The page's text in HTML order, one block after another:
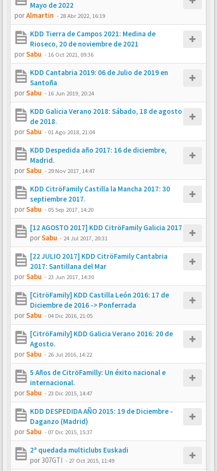
Mayo de 2022
porAlmartin - 28 Abr 2022, 16:19
KDD Tierra de Campos 2021: Medina de
Rioseco, 20 de noviembre de 2021
porSabu - 16 Oct 2021, 09:36
KDD Cantabria 2019: 06 de Julio de 2019 en
Santoña
porSabu - 16 Jun 2019, 20:24
KDD Galicia Verano 2018: Sábado, 18 de agosto
de 2018.
porSabu - 01 Ago 2018, 21:04
KDD Despedida año 2017: 16 de diciembre,
Madrid.
porSabu - 29 Nov 2017, 14:47
KDD CitröFamily Castilla la Mancha 2017: 30
septiembre 2017.
porSabu - 05 Sep 2017, 14:20
[12 AGOSTO 2017] KDD CitröFamily Galicia 2017
porSabu - 24 Jul 2017, 20:31
[22 JULIO 2017] KDD CitröFamily Cantabria
2017: Santillana del Mar
porSabu - 23 Jun 2017, 14:30
[CitröFamily] KDD Castilla León 2016: 17 de
Diciembre de 2016 -> Ponferrada
porSabu - 04 Dic 2016, 21:05
[CitröFamily] KDD Galicia Verano 2016: 20 de
Agosto.
porSabu - 26 Jul 2016, 14:22
5 Años de CitröFamilly: Un éxito nacional e
internacional.
porSabu - 23 Dic 2015, 14:47
KDD DESPEDIDA AÑO 2015: 19 de Diciembre -
Daganzo (Madrid)
porSabu - 07 Dic 2015, 15:37
2ª quedada multiclubs Euskadi
por307GTI - 27 Oct 2015, 11:49